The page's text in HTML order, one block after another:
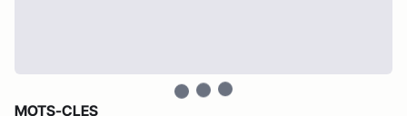
MOTS-CLES